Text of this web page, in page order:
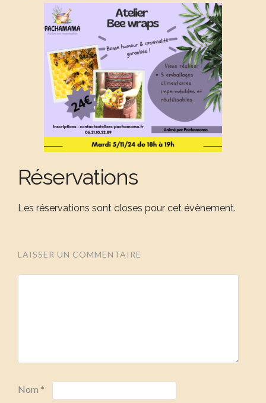
Réservations
Les réservations sont closes pour cet évènement.
LAISSER UN COMMENTAIRE
Nom *